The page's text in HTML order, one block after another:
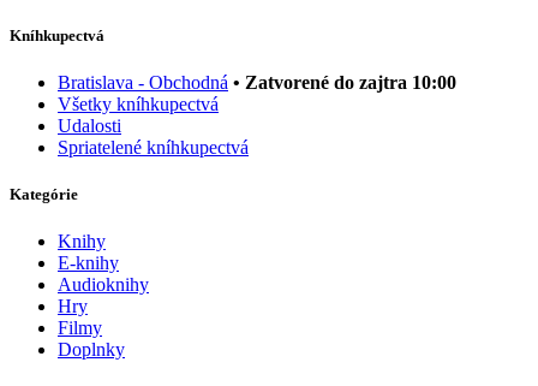
Kníhkupectvá
Bratislava - Obchodná • Zatvorené do zajtra 10:00
Všetky kníhkupectvá
Udalosti
Spriatelené kníhkupectvá
Kategórie
Knihy
E-knihy
Audioknihy
Hry
Filmy
Doplnky